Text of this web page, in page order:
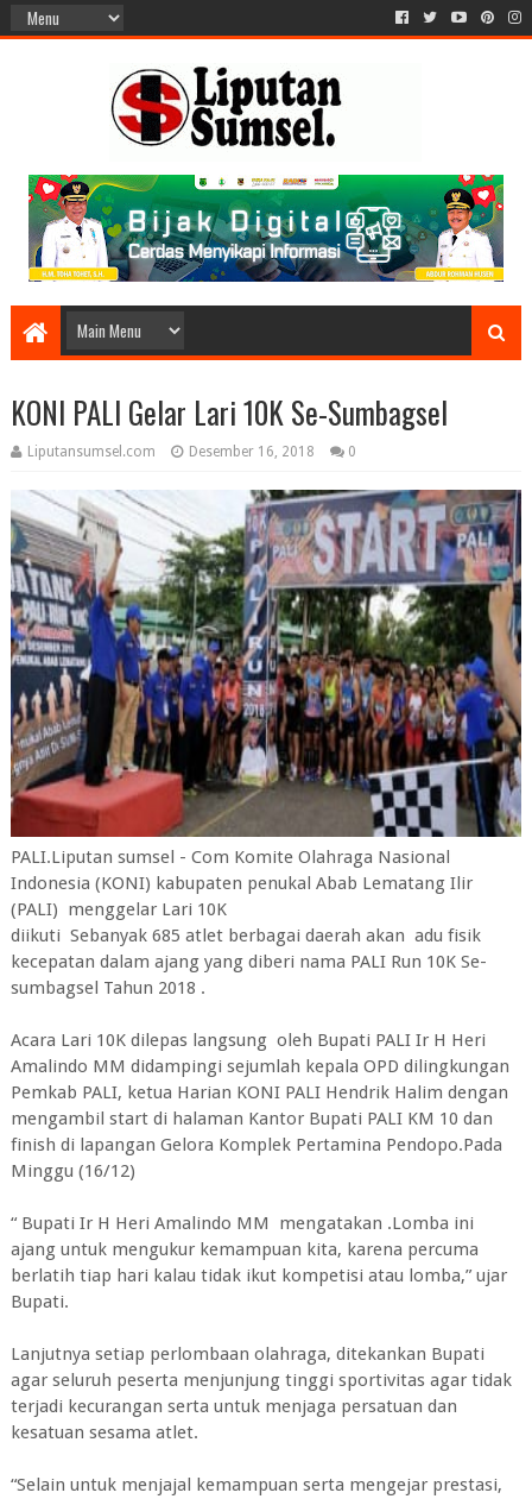
KONI PALI Gelar Lari 10K Se-Sumbagsel
Liputansumsel.com Desember 16, 2018 0
PALI.Liputan sumsel - Com Komite Olahraga Nasional
Indonesia (KONI) kabupaten penukal Abab Lematang Ilir
(PALI) menggelar Lari 10K
diikuti Sebanyak 685 atlet berbagai daerah akan adu fisik
kecepatan dalam ajang yang diberi nama PALI Run 10K Se-
sumbagsel Tahun 2018 .
Acara Lari 10K dilepas langsung oleh Bupati PALI Ir H Heri
Amalindo MM didampingi sejumlah kepala OPD dilingkungan
Pemkab PALI, ketua Harian KONI PALI Hendrik Halim dengan
mengambil start di halaman Kantor Bupati PALI KM 10 dan
finish di lapangan Gelora Komplek Pertamina Pendopo.Pada
Minggu (16/12)
“ Bupati Ir H Heri Amalindo MM mengatakan .Lomba ini
ajang untuk mengukur kemampuan kita, karena percuma
berlatih tiap hari kalau tidak ikut kompetisi atau lomba,” ujar
Bupati.
Lanjutnya setiap perlombaan olahraga, ditekankan Bupati
agar seluruh peserta menjunjung tinggi sportivitas agar tidak
terjadi kecurangan serta untuk menjaga persatuan dan
kesatuan sesama atlet.
“Selain untuk menjajal kemampuan serta mengejar prestasi,